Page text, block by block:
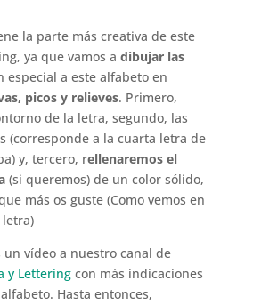
la parte más creativa de este
ya que vamos a dibujar las
especial a este alfabeto en
picos y relieves. Primero,
de la letra, segundo, las
(corresponde a la cuarta letra de
y, tercero, rellenaremos el
(si queremos) de un color sólido,
más os guste (Como vemos en
vídeo a nuestro canal de
y Letteringcon más indicaciones
Hasta entonces,